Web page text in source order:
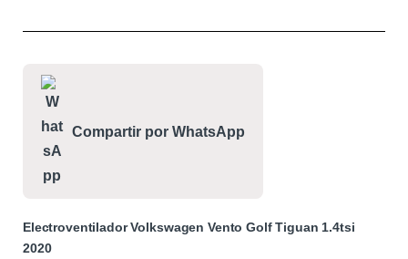
Compartir por WhatsApp
Electroventilador Volkswagen Vento Golf Tiguan 1.4tsi
2020